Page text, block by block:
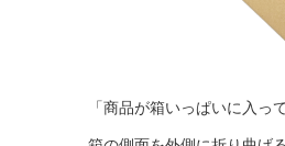
「商品が箱いっぱいに入っ